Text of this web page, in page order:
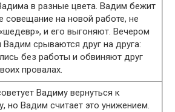
в разные цвета. Вадим бежит
совещание на новой работе, не
и его выгоняют. Вечером
срываются друг на друга:
без работы и обвиняют друг
провалах.
Вадиму вернуться к
но Вадим считает это унижением.